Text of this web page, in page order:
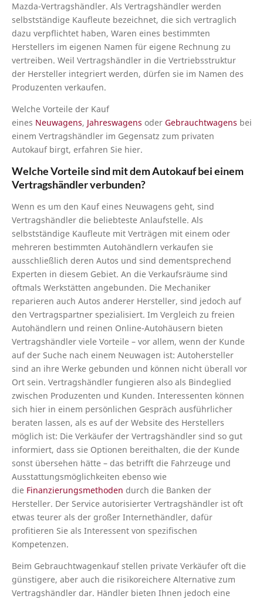
Mazda-Vertragshändler. Als Vertragshändler werden
selbstständige Kaufleute bezeichnet, die sich vertraglich
dazu verpflichtet haben, Waren eines bestimmten
Herstellers im eigenen Namen für eigene Rechnung zu
vertreiben. Weil Vertragshändler in die Vertriebsstruktur
der Hersteller integriert werden, dürfen sie im Namen des
Produzenten verkaufen.
Welche Vorteile der Kauf
eines Neuwagens, Jahreswagens oder Gebrauchtwagens bei
einem Vertragshändler im Gegensatz zum privaten
Autokauf birgt, erfahren Sie hier.
Welche Vorteile sind mit dem Autokauf bei einem
Vertragshändler verbunden?
Wenn es um den Kauf eines Neuwagens geht, sind
Vertragshändler die beliebteste Anlaufstelle. Als
selbstständige Kaufleute mit Verträgen mit einem oder
mehreren bestimmten Autohändlern verkaufen sie
ausschließlich deren Autos und sind dementsprechend
Experten in diesem Gebiet. An die Verkaufsräume sind
oftmals Werkstätten angebunden. Die Mechaniker
reparieren auch Autos anderer Hersteller, sind jedoch auf
den Vertragspartner spezialisiert. Im Vergleich zu freien
Autohändlern und reinen Online-Autohäusern bieten
Vertragshändler viele Vorteile – vor allem, wenn der Kunde
auf der Suche nach einem Neuwagen ist: Autohersteller
sind an ihre Werke gebunden und können nicht überall vor
Ort sein. Vertragshändler fungieren also als Bindeglied
zwischen Produzenten und Kunden. Interessenten können
sich hier in einem persönlichen Gespräch ausführlicher
beraten lassen, als es auf der Website des Herstellers
möglich ist: Die Verkäufer der Vertragshändler sind so gut
informiert, dass sie Optionen bereithalten, die der Kunde
sonst übersehen hätte – das betrifft die Fahrzeuge und
Ausstattungsmöglichkeiten ebenso wie
die Finanzierungsmethoden durch die Banken der
Hersteller. Der Service autorisierter Vertragshändler ist oft
etwas teurer als der großer Internethändler, dafür
profitieren Sie als Interessent von spezifischen
Kompetenzen.
Beim Gebrauchtwagenkauf stellen private Verkäufer oft die
günstigere, aber auch die risikoreichere Alternative zum
Vertragshändler dar. Händler bieten Ihnen jedoch eine